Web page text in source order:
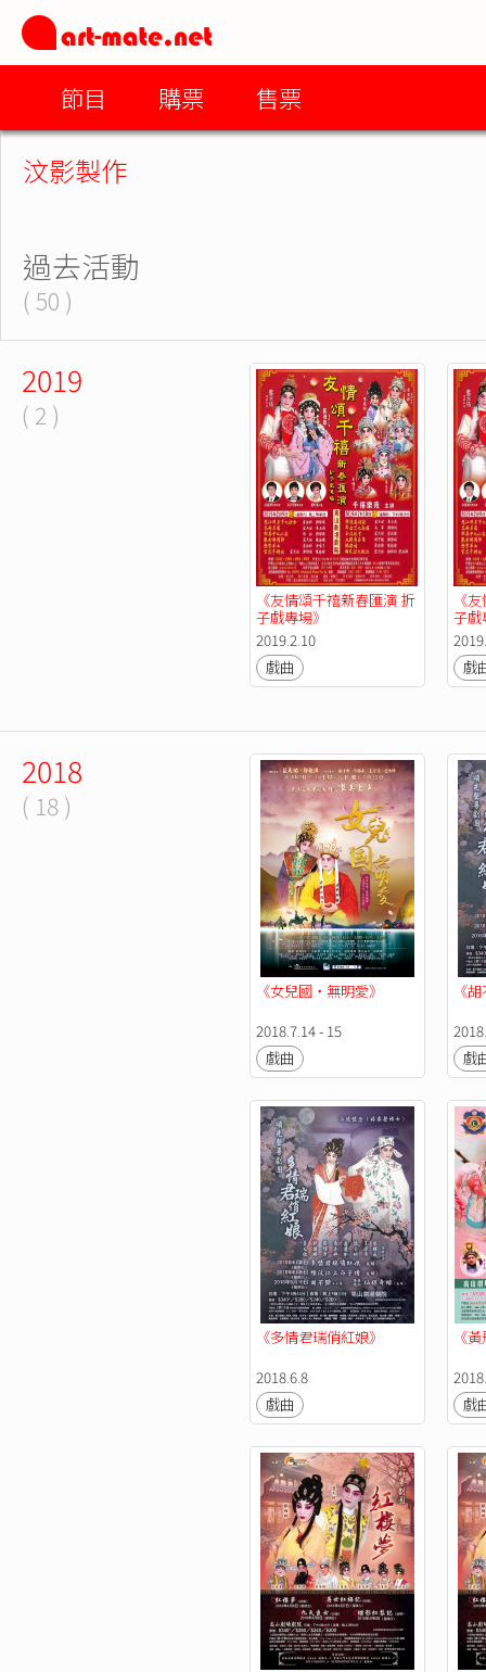
節目 購票 售票
汶影製作
過去活動
( 50 )
2019
( 2 )
《友情頌千禧新春匯演 折
子戲專場》
2019.2.10
戲曲
《
子戲
戲
2018
( 18 )
《女兒國・無明愛》
2018.7.14 - 15
戲曲
《
戲
《多情君瑞俏紅娘》
2018.6.8
戲曲
《
戲